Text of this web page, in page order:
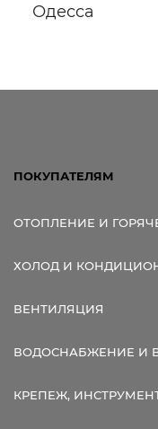
Одесса
ПОКУПАТЕЛЯМ
ОТОПЛЕНИЕ И
ХОЛОД И
ВЕНТИЛЯЦИЯ
ВОДОСНАБЖЕНИЕ И
КРЕПЕЖ,